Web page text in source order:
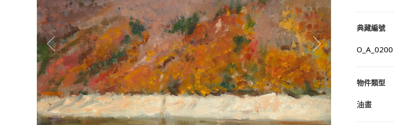
典藏編號
O_A_0200
物件類型
油畫